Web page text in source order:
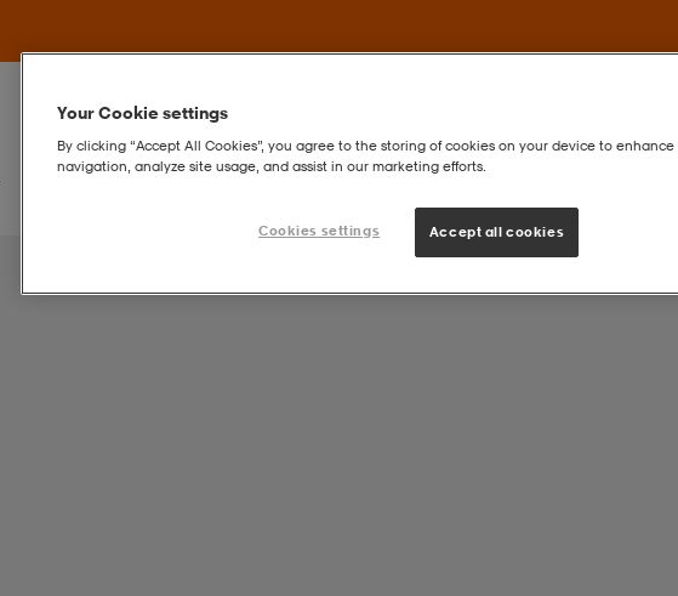
Your Cookie settings
By clicking “Accept All Cookies”, you agree to the storing of cookies on your device to enhance
navigation, analyze site usage, and assist in our marketing efforts.
Cookies settings Accept all cookies